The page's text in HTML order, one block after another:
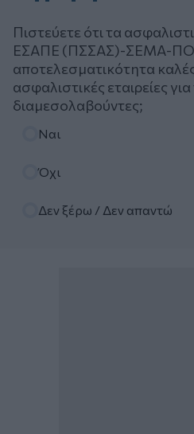
Πιστεύετε ότι τα
ΕΣΑΠΕ (ΠΣΣΑΣ)-ΣΕΜΑ-
αποτελεσματικότητα
ασφαλιστικές εταιρείες
διαμεσολαβούντες;
Ναι
Όχι
Δεν ξέρω / Δεν απαντώ